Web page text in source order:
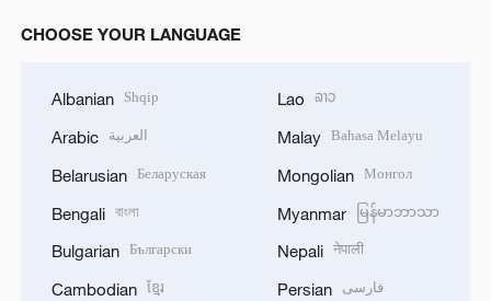
CHOOSE YOUR LANGUAGE
Albanian Shqip
Arabic العربية
Belarusian Беларуская
Bengali বাংলা
Bulgarian Български
Cambodian ខ្មែរ
Lao ລາວ
Malay Bahasa Melayu
Mongolian Монгол
Myanmar မြန်မာဘာသာ
Nepali नेपाली
Persian فارسی